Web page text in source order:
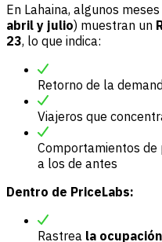
En Lahaina, algunos
abril y julio) muestran un
23, lo que indica:
Retorno de la
Viajeros que
Comportamientos de
a los de antes
Dentro de PriceLabs:
Rastrea la